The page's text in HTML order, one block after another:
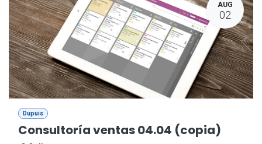
AUG
02
Dupuis
Consultoría ventas 04.04 (copia)